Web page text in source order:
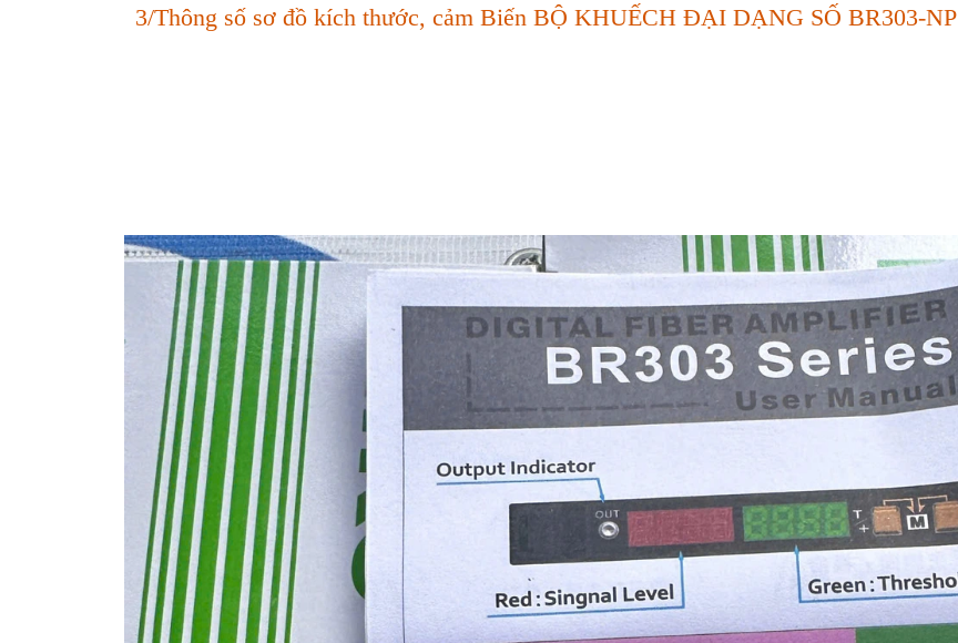
3/Thông số sơ đồ kích thước, cảm Biến BỘ KHUẾCH ĐẠI DẠNG SỐ BR303-NP